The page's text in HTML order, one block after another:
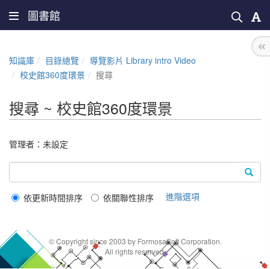
圖書館
知識庫 目錄總覽
導覽影片 Library intro Video
校史館360度環景
搜尋
搜尋 ~ 校史館360度環景
管理者：未設定
依更新時間排序 依關聯性排序 進階選項
© Copyright since 2003 by FormosaSoft Corporation.
All rights reserved.